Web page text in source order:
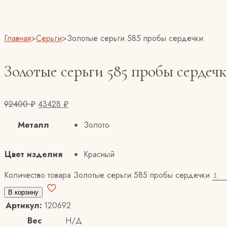
Главная>Серьги>Золотые серьги 585 пробы сердечки
Золотые серьги 585 пробы
92400₽ 43428 ₽
Металл
Золото
Цвет изделия
Красный
Количество товара Золотые серьги 585 пробы сердечки
В корзину
Артикул: 120692
Вес
Н/Д